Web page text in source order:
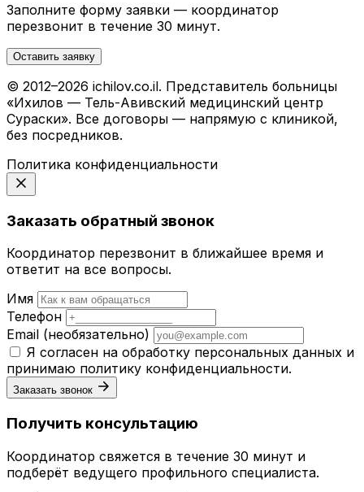
Заполните форму заявки — координатор
перезвонит в течение 30 минут.
Оставить заявку
© 2012–2026 ichilov.co.il. Представитель больницы
«Ихилов — Тель-Авивский медицинский центр
Сураски». Все договоры — напрямую с клиникой,
без посредников.
Политика конфиденциальности
Заказать обратный звонок
Координатор перезвонит в ближайшее время и
ответит на все вопросы.
Имя
Телефон
Email (необязательно)
Я согласен на обработку персональных данных и
принимаю политику конфиденциальности.
Заказать звонок
Получить консультацию
Координатор свяжется в течение 30 минут и
подберёт ведущего профильного специалиста.